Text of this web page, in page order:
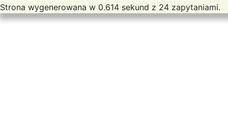
Strona wygenerowana w 0.614 sekund z 24 zapytaniami.